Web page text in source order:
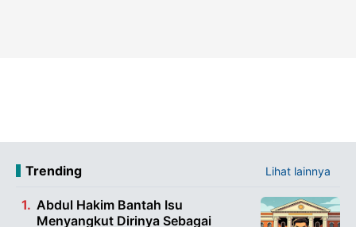
Trending Lihat lainnya
Abdul Hakim Bantah Isu
Menyangkut Dirinya Sebagai